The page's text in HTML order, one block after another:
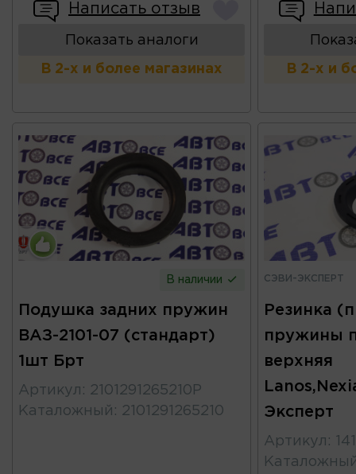
Написать отзыв
Показать аналоги
В 2-х и более магазинах В 2-х и
В наличии
Подушка задних пружин
ВАЗ-2101-07 (стандарт)
1шт Брт
Артикул : 2101291265210Р
Каталожный : 2101291265210
СЭВИ-ЭКСПЕРТ
Резинка
пружины
верхняя
Эксперт
Артикул :